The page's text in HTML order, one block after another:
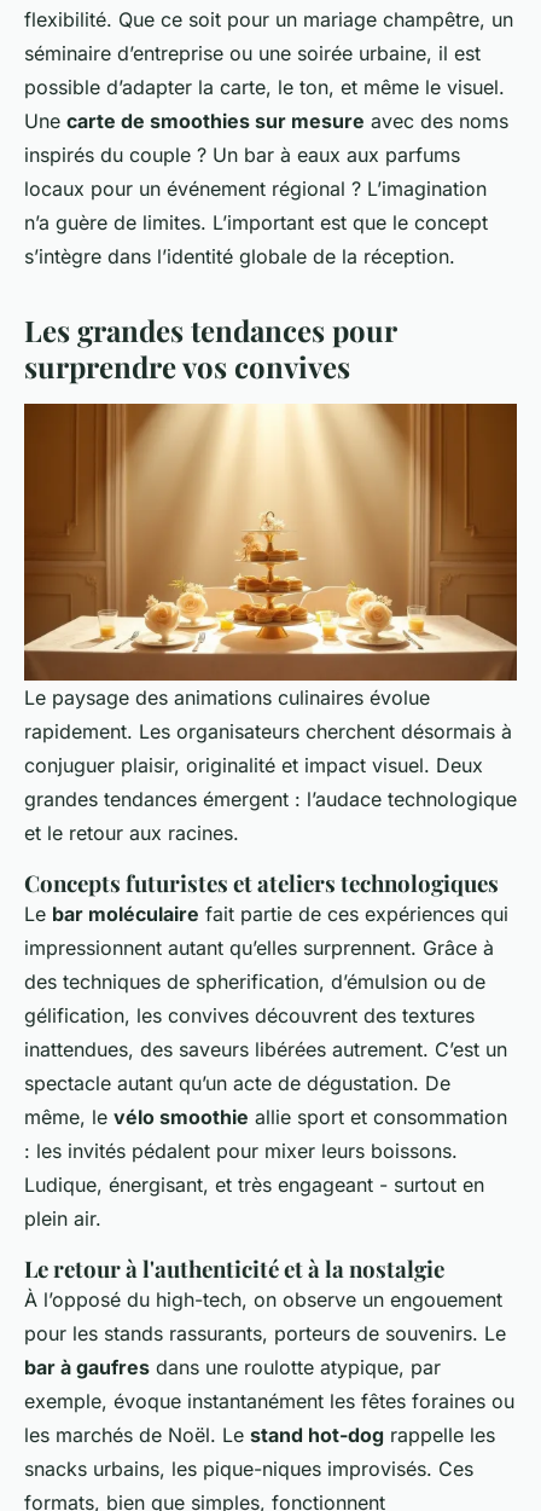
flexibilité. Que ce soit pour un mariage champêtre, un
séminaire d’entreprise ou une soirée urbaine, il est
possible d’adapter la carte, le ton, et même le visuel.
Une carte de smoothies sur mesure avec des noms
inspirés du couple ? Un bar à eaux aux parfums
locaux pour un événement régional ? L’imagination
n’a guère de limites. L’important est que le concept
s’intègre dans l’identité globale de la réception.
Les grandes tendances pour
surprendre vos convives
Le paysage des animations culinaires évolue
rapidement. Les organisateurs cherchent désormais à
conjuguer plaisir, originalité et impact visuel. Deux
grandes tendances émergent : l’audace technologique
et le retour aux racines.
Concepts futuristes et ateliers technologiques
Le bar moléculaire fait partie de ces expériences qui
impressionnent autant qu’elles surprennent. Grâce à
des techniques de spherification, d’émulsion ou de
gélification, les convives découvrent des textures
inattendues, des saveurs libérées autrement. C’est un
spectacle autant qu’un acte de dégustation. De
même, le vélo smoothie allie sport et consommation
: les invités pédalent pour mixer leurs boissons.
Ludique, énergisant, et très engageant - surtout en
plein air.
Le retour à l'authenticité et à la nostalgie
À l’opposé du high-tech, on observe un engouement
pour les stands rassurants, porteurs de souvenirs. Le
bar à gaufres dans une roulotte atypique, par
exemple, évoque instantanément les fêtes foraines ou
les marchés de Noël. Le stand hot-dog rappelle les
snacks urbains, les pique-niques improvisés. Ces
formats, bien que simples, fonctionnent